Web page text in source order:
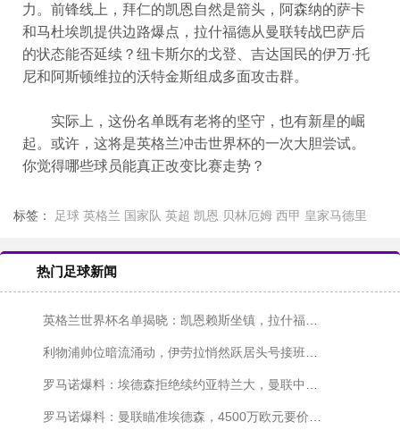
力。前锋线上，拜仁的凯恩自然是箭头，阿森纳的萨卡
和马杜埃凯提供边路爆点，拉什福德从曼联转战巴萨后
的状态能否延续？纽卡斯尔的戈登、吉达国民的伊万·托
尼和阿斯顿维拉的沃特金斯组成多面攻击群。
实际上，这份名单既有老将的坚守，也有新星的崛
起。或许，这将是英格兰冲击世界杯的一次大胆尝试。
你觉得哪些球员能真正改变比赛走势？
标签： 足球 英格兰 国家队 英超 凯恩 贝林厄姆 西甲 皇家马德里
热门足球新闻
英格兰世界杯名单揭晓：凯恩赖斯坐镇，拉什福德回归成焦点
利物浦帅位暗流涌动，伊劳拉悄然跃居头号接班人选
罗马诺爆料：埃德森拒绝续约亚特兰大，曼联中场补强迎转机
罗马诺爆料：曼联瞄准埃德森，4500万欧元要价浮出水面，球员心向老特拉福德